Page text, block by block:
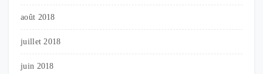
août 2018
juillet 2018
juin 2018